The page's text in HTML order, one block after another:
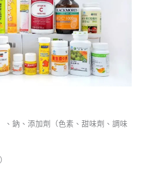
、鈉、添加劑（色素、甜味劑、調味